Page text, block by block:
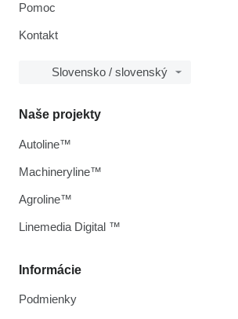
Pomoc
Kontakt
Slovensko / slovenský
Informácie
Podmienky
Naše projekty
Autoline™
Machineryline™
Agroline™
Linemedia Digital ™